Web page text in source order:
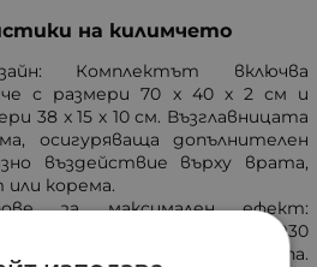
на килимчето
Комплектът включва
с размери 70 x 40 х 2 см и
38 x 15 х 10 см. Възглавницата
осигуряваща допълнителен
въздействие върху врата,
корема.
за максимален ефект:
с 210 плочки, всяка с 6930
– с 54 плочки и 1782 шипа.